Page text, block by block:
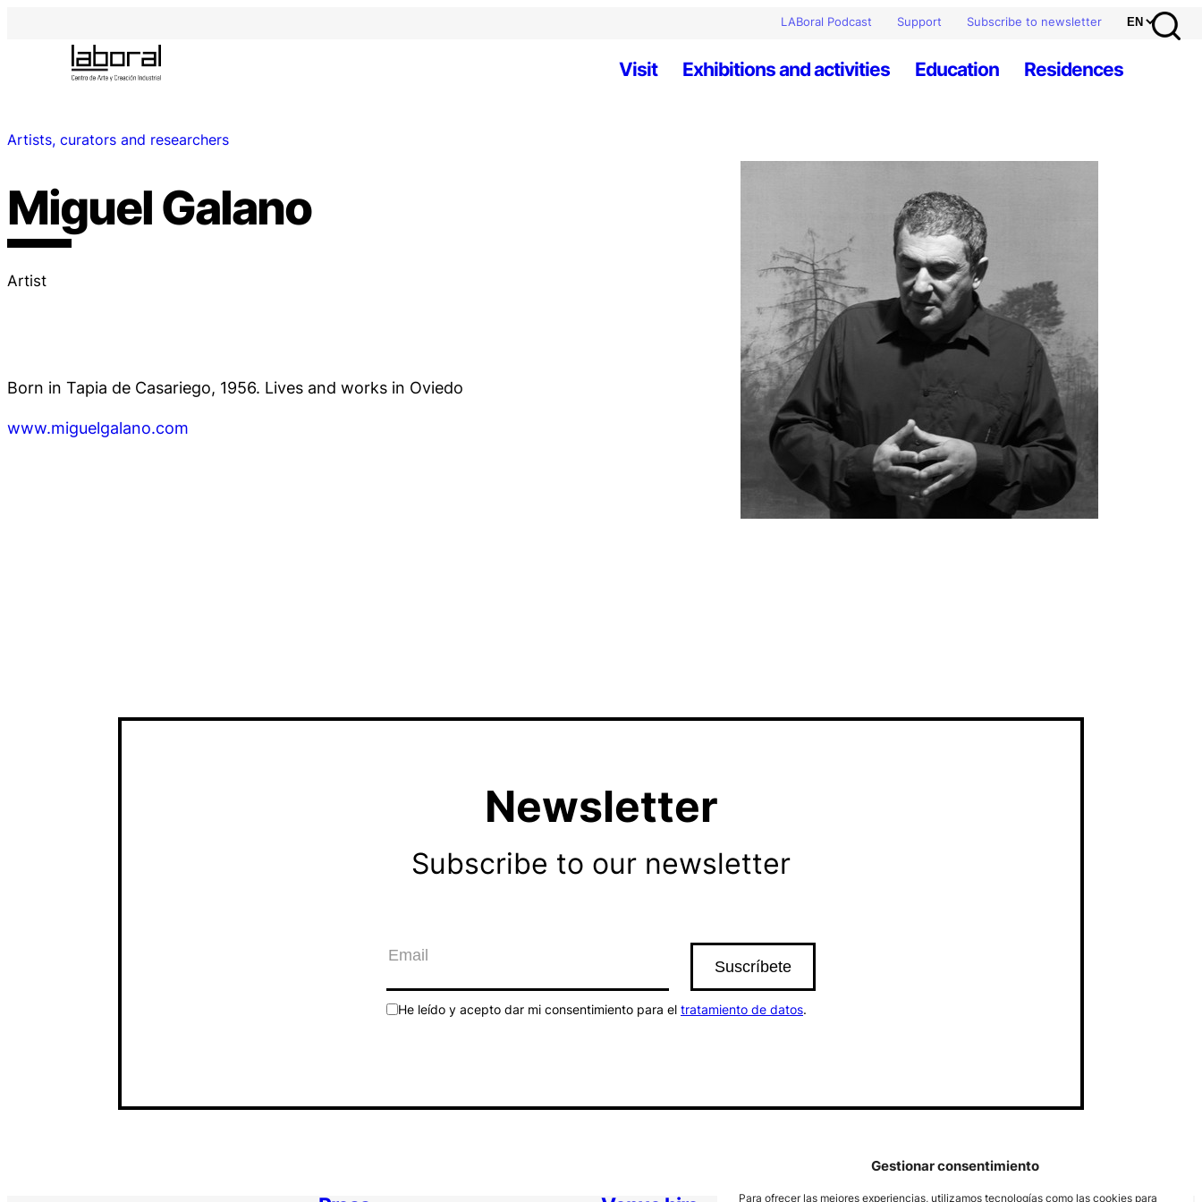
Gestionar consentimiento
Para ofrecer las mejores experiencias, utilizamos tecnologías como las cookies para
LABoral Podcast Support Subscribe to newsletter
Visit Exhibitions and activities Education Residences
Artists, curators and researchers
Miguel Galano
Artist
Born in Tapia de Casariego, 1956. Lives and works in Oviedo
www.miguelgalano.com
Newsletter
Subscribe to our newsletter
He leído y acepto dar mi consentimiento para el tratamiento de datos.